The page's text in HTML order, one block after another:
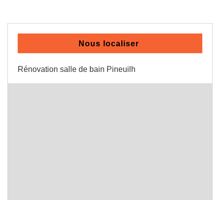
Nous localiser
Rénovation salle de bain Pineuilh